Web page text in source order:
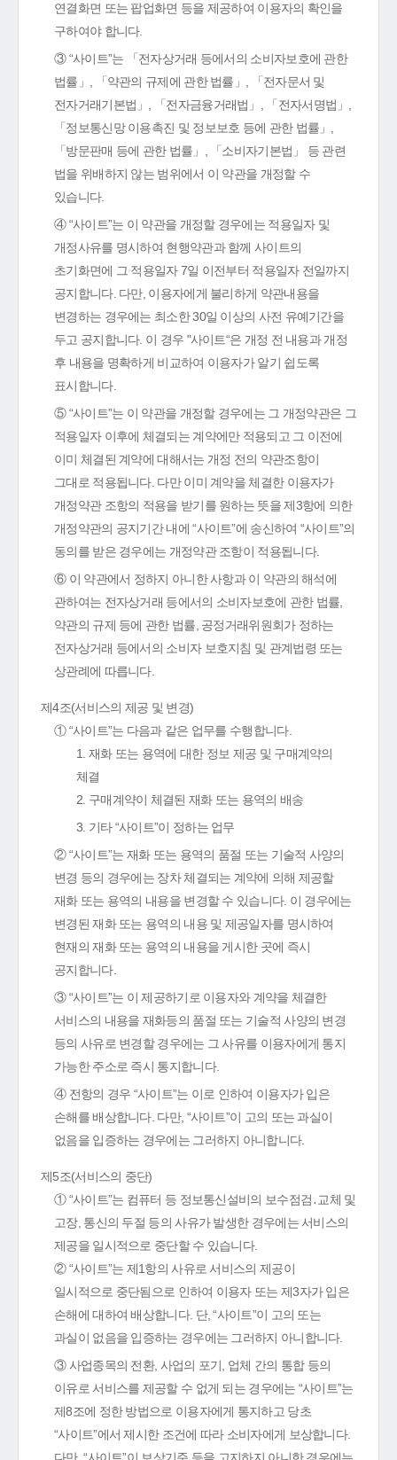
연결화면 또는 팝업화면 등을 제공하여 이용자의 확인을
구하여야 합니다.
③ “사이트”는 「전자상거래 등에서의 소비자보호에 관한
법률」, 「약관의 규제에 관한 법률」, 「전자문서 및
전자거래기본법」, 「전자금융거래법」, 「전자서명법」,
「정보통신망 이용촉진 및 정보보호 등에 관한 법률」,
「방문판매 등에 관한 법률」, 「소비자기본법」 등 관련
법을 위배하지 않는 범위에서 이 약관을 개정할 수
있습니다.
④ “사이트”는 이 약관을 개정할 경우에는 적용일자 및
개정사유를 명시하여 현행약관과 함께 사이트의
초기화면에 그 적용일자 7일 이전부터 적용일자 전일까지
공지합니다. 다만, 이용자에게 불리하게 약관내용을
변경하는 경우에는 최소한 30일 이상의 사전 유예기간을
두고 공지합니다. 이 경우 "사이트“은 개정 전 내용과 개정
후 내용을 명확하게 비교하여 이용자가 알기 쉽도록
표시합니다.
⑤ “사이트”는 이 약관을 개정할 경우에는 그 개정약관은 그
적용일자 이후에 체결되는 계약에만 적용되고 그 이전에
이미 체결된 계약에 대해서는 개정 전의 약관조항이
그대로 적용됩니다. 다만 이미 계약을 체결한 이용자가
개정약관 조항의 적용을 받기를 원하는 뜻을 제3항에 의한
개정약관의 공지기간 내에 “사이트”에 송신하여 “사이트”의
동의를 받은 경우에는 개정약관 조항이 적용됩니다.
⑥ 이 약관에서 정하지 아니한 사항과 이 약관의 해석에
관하여는 전자상거래 등에서의 소비자보호에 관한 법률,
약관의 규제 등에 관한 법률, 공정거래위원회가 정하는
전자상거래 등에서의 소비자 보호지침 및 관계법령 또는
상관례에 따릅니다.
제4조(서비스의 제공 및 변경)
① “사이트”는 다음과 같은 업무를 수행합니다.
1. 재화 또는 용역에 대한 정보 제공 및 구매계약의
체결
2. 구매계약이 체결된 재화 또는 용역의 배송
3. 기타 “사이트”이 정하는 업무
② “사이트”는 재화 또는 용역의 품절 또는 기술적 사양의
변경 등의 경우에는 장차 체결되는 계약에 의해 제공할
재화 또는 용역의 내용을 변경할 수 있습니다. 이 경우에는
변경된 재화 또는 용역의 내용 및 제공일자를 명시하여
현재의 재화 또는 용역의 내용을 게시한 곳에 즉시
공지합니다.
③ “사이트”는 이 제공하기로 이용자와 계약을 체결한
서비스의 내용을 재화등의 품절 또는 기술적 사양의 변경
등의 사유로 변경할 경우에는 그 사유를 이용자에게 통지
가능한 주소로 즉시 통지합니다.
④ 전항의 경우 “사이트”는 이로 인하여 이용자가 입은
손해를 배상합니다. 다만, “사이트”이 고의 또는 과실이
없음을 입증하는 경우에는 그러하지 아니합니다.
제5조(서비스의 중단)
① “사이트”는 컴퓨터 등 정보통신설비의 보수점검․교체 및
고장, 통신의 두절 등의 사유가 발생한 경우에는 서비스의
제공을 일시적으로 중단할 수 있습니다.
② “사이트”는 제1항의 사유로 서비스의 제공이
일시적으로 중단됨으로 인하여 이용자 또는 제3자가 입은
손해에 대하여 배상합니다. 단, “사이트”이 고의 또는
과실이 없음을 입증하는 경우에는 그러하지 아니합니다.
③ 사업종목의 전환, 사업의 포기, 업체 간의 통합 등의
이유로 서비스를 제공할 수 없게 되는 경우에는 “사이트”는
제8조에 정한 방법으로 이용자에게 통지하고 당초
“사이트”에서 제시한 조건에 따라 소비자에게 보상합니다.